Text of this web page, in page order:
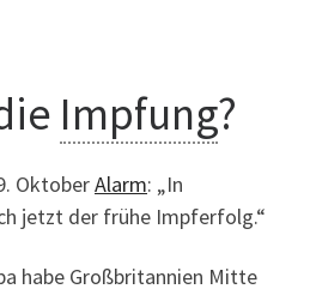
Impfung?
OktoberAlarm: „In
jetzt der frühe Impferfolg.“
habe Großbritannien Mitte